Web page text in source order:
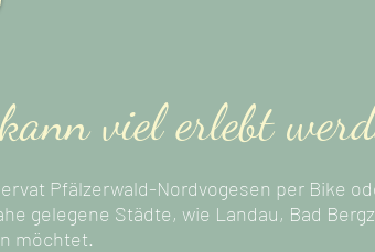
viel erlebt
Pfälzerwald-Nordvogesen per Bike
gelegene Städte, wie Landau, Bad
möchtet.